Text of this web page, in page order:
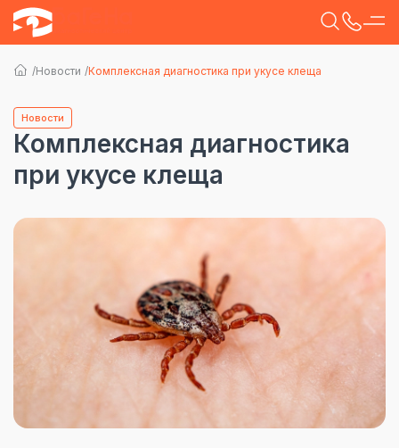
Новости Комплексная диагностика при укусе клеща
Комплексная диагностика
при укусе клеща
Новости